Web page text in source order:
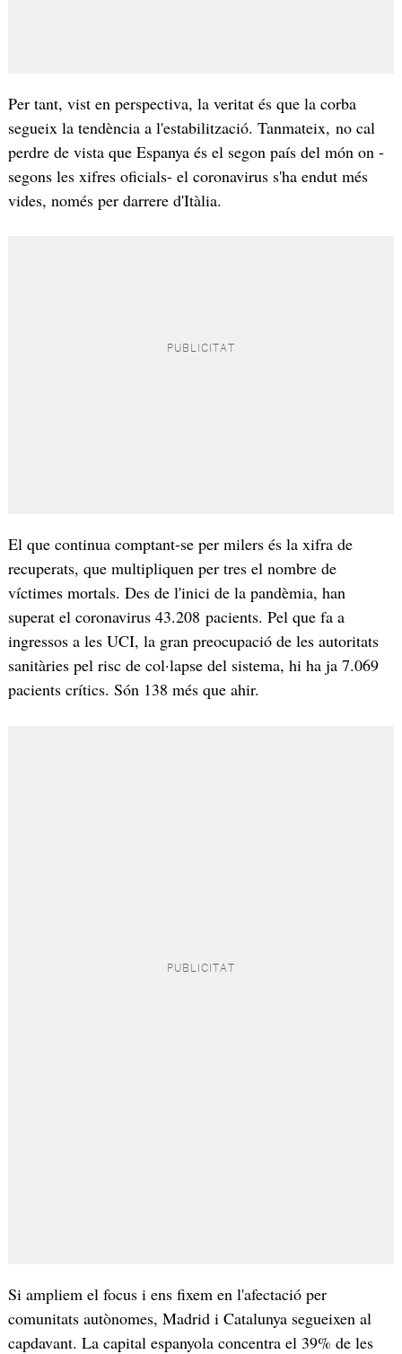
Per tant, vist en perspectiva, la veritat és que la corba
segueix la tendència a l'estabilització. Tanmateix, no cal
perdre de vista que Espanya és el segon país del món on -
segons les xifres oficials- el coronavirus s'ha endut més
vides, només per darrere d'Itàlia.
El que continua comptant-se per milers és la xifra de
recuperats, que multipliquen per tres el nombre de
víctimes mortals. Des de l'inici de la pandèmia, han
superat el coronavirus 43.208 pacients. Pel que fa a
ingressos a les UCI, la gran preocupació de les autoritats
sanitàries pel risc de col·lapse del sistema, hi ha ja 7.069
pacients crítics. Són 138 més que ahir.
Si ampliem el focus i ens fixem en l'afectació per
comunitats autònomes, Madrid i Catalunya segueixen al
capdavant. La capital espanyola concentra el 39% de les